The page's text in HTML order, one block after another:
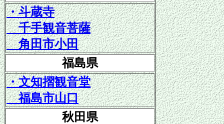
・斗蔵寺
千手観音菩薩
角田市小田
福島県
・文知摺観音堂
福島市山口
秋田県